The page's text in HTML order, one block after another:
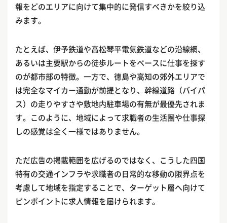
報をどのエリアに向けて集中的に発信すべきかを絞り込
みます。
たとえば、伊予鉄道や高松琴平電気鉄道などの沿線網、
あるいは主要駅からの徒歩ルートをベースに仕事を探す
のが都市部の特徴。一方で、徳島や高知の郊外エリアで
は完全なマイカー通勤が前提となり、幹線道路（バイパ
ス）の走りやすさや敷地内駐車場の有無が最優先されま
す。このように、地域によって求職者の生活圏や仕事探
しの感覚は全く一様ではありません。
ただ広告の掲載範囲を広げるのではなく、こうした四国
特有の交通インフラや求職者の日常的な移動の限界点を
考慮して地域を指定することで、ターゲット層へ向けて
ピンポイントに求人情報を届けられます。